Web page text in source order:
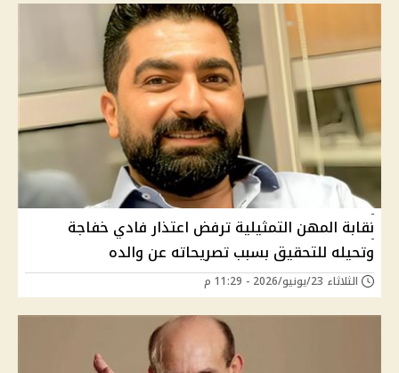
نقابة المهن التمثيلية ترفض اعتذار فادي خفاجة
وتحيله للتحقيق بسبب تصريحاته عن والده
الثلاثاء 23/يونيو/2026 - 11:29 م